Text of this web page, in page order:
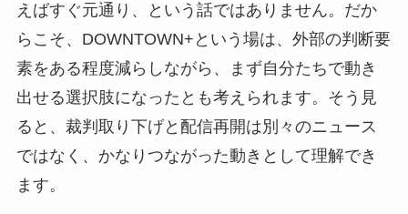
えばすぐ元通り、という話ではありません。だか
らこそ、DOWNTOWN+という場は、外部の判断要
素をある程度減らしながら、まず自分たちで動き
出せる選択肢になったとも考えられます。そう見
ると、裁判取り下げと配信再開は別々のニュース
ではなく、かなりつながった動きとして理解でき
ます。